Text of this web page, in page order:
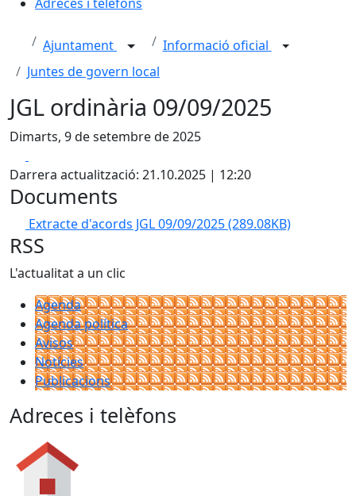
Ajuntament
Informació oficial
Juntes de govern local
JGL ordinària 09/09/2025
Dimarts, 9 de setembre de 2025
Darrera actualització: 21.10.2025 | 12:20
Documents
Extracte d'acords JGL 09/09/2025(289.08KB)
RSS
L'actualitat a un clic
Agenda
Agenda política
Avisos
Notícies
Publicacions
Adreces i telèfons